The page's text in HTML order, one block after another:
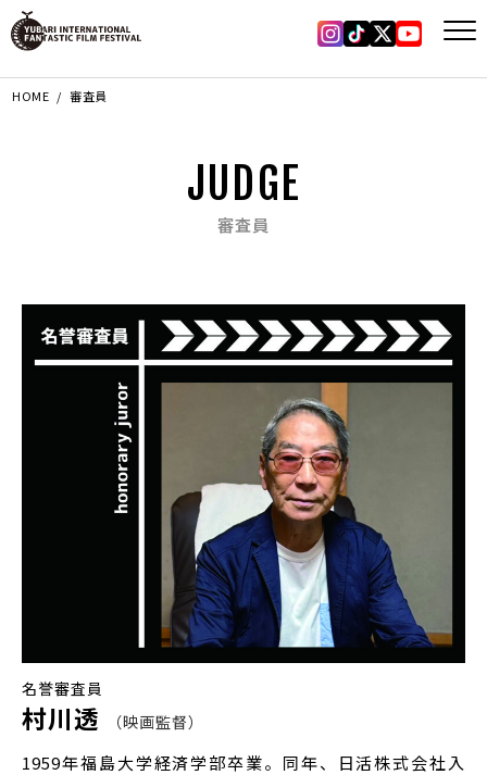
Instagram
Tiktok
X
HOME 審査員
JUDGE
審査員
名誉審査員
村川透 映画監督
1959年福島大学経済学部卒業。同年、日活株式会社入